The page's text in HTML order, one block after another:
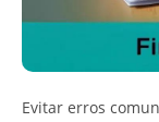
Evitar erros